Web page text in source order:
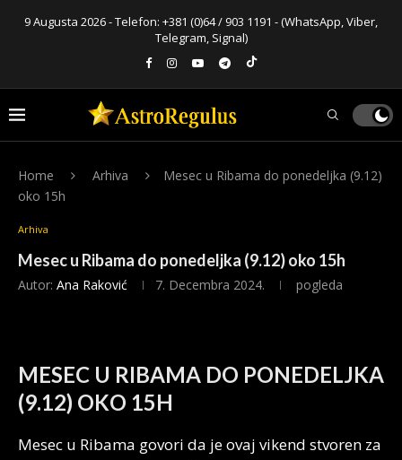
9 Augusta 2026 - Telefon: +381 (0)64 / 903 1191 - (WhatsApp, Viber,
Telegram, Signal)
Home Arhiva
Mesec u Ribama do ponedeljka (9.12)
oko 15h
Arhiva
Mesec u Ribama do ponedeljka (9.12) oko 15h
Autor: Ana Raković 7. Decembra 2024. pogleda
MESEC U RIBAMA DO PONEDELJKA
(9.12) OKO 15H
Mesec u Ribama govori da je ovaj vikend stvoren za